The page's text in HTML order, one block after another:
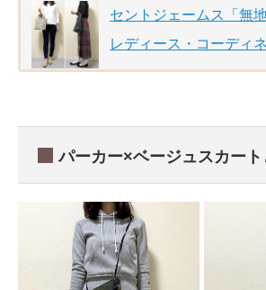
セントジェームス「無
レディース・コーディ
パーカー×ベージュスカー